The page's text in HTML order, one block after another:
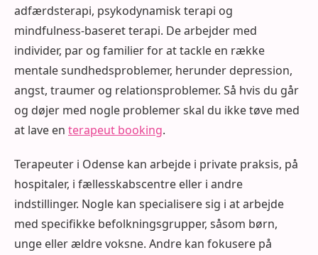
adfærdsterapi, psykodynamisk terapi og
mindfulness-baseret terapi. De arbejder med
individer, par og familier for at tackle en række
mentale sundhedsproblemer, herunder depression,
angst, traumer og relationsproblemer. Så hvis du går
og døjer med nogle problemer skal du ikke tøve med
at lave en terapeut booking.
Terapeuter i Odense kan arbejde i private praksis, på
hospitaler, i fællesskabscentre eller i andre
indstillinger. Nogle kan specialisere sig i at arbejde
med specifikke befolkningsgrupper, såsom børn,
unge eller ældre voksne. Andre kan fokusere på